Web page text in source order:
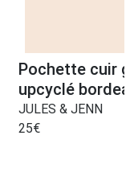
Pochette cuir
upcyclé
JULES & JENN
25€